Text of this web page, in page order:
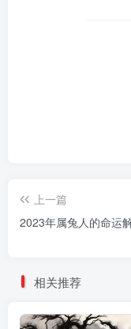
上一篇
2023年属兔人的命运
相关推荐